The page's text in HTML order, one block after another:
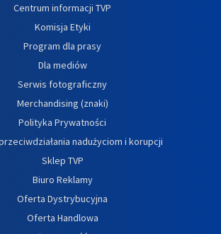
Centrum informacji TVP
Komisja Etyki
Program dla prasy
Dla mediów
Serwis fotograficzny
Merchandising (znaki)
Polityka Prywatności
nadużyciom i korupcji
Sklep TVP
Biuro Reklamy
Oferta Dystrybucyjna
Oferta Handlowa